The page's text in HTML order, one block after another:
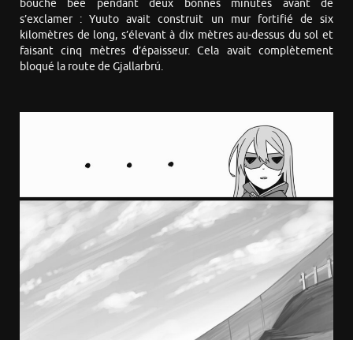
bouche bée pendant deux bonnes minutes avant de
s’exclamer : Yuuto avait construit un mur fortifié de six
kilomètres de long, s’élevant à dix mètres au-dessus du sol et
faisant cinq mètres d’épaisseur. Cela avait complètement
bloqué la route de Gjallarbrú.